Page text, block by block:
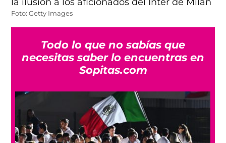
Foto: Getty Images
Todo lo que no sabías que
necesitas saber lo encuentras en
Sopitas.com